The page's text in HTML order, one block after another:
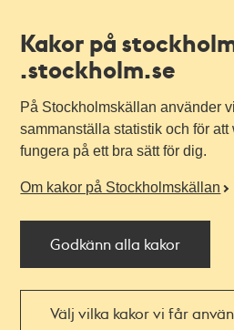
Kakor på
.stockholm.se
På Stockholmskällan använder
sammanställa statistik och för
fungera på ett bra sätt för dig.
Om kakor på Stockholmskällan
Godkänn alla kakor
Välj vilka kakor vi får